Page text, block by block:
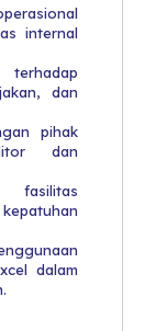
internal
terhadap
dan
pihak
dan
fasilitas
dalam